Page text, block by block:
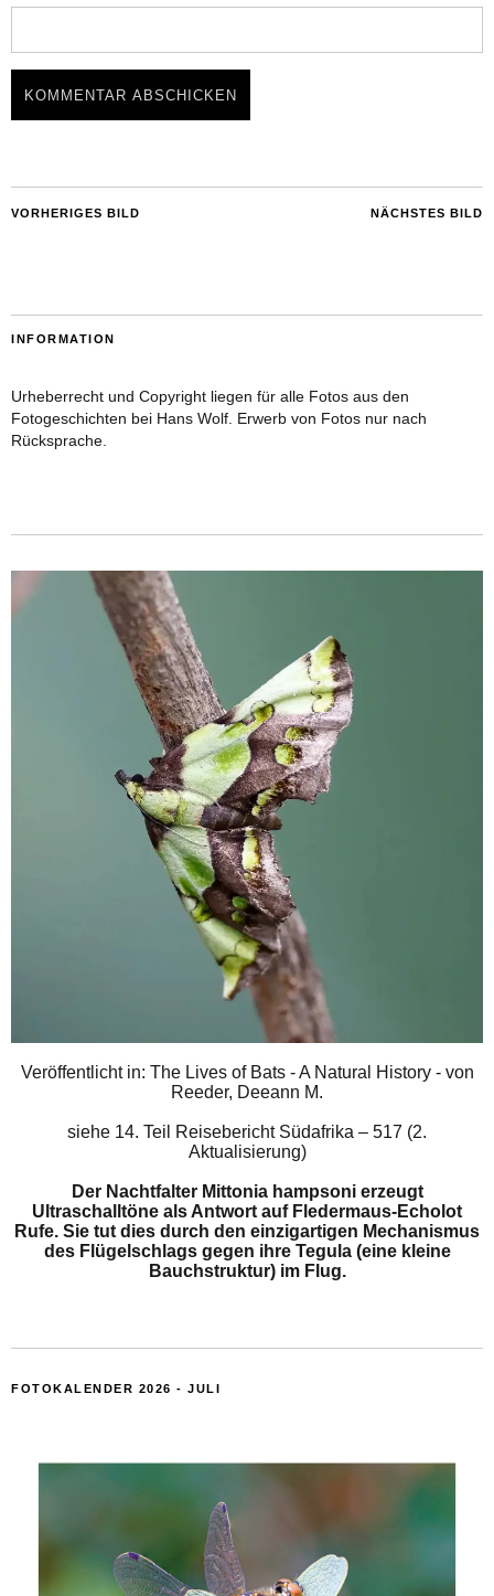
NÄCHSTES BILD
VORHERIGES BILD
INFORMATION
Urheberrecht und Copyright liegen für alle Fotos aus den
Fotogeschichten bei Hans Wolf. Erwerb von Fotos nur nach
Rücksprache.
Veröffentlicht in: The Lives of Bats - A Natural History - von
Reeder, Deeann M.
siehe 14. Teil Reisebericht Südafrika – 517 (2.
Aktualisierung)
Der Nachtfalter Mittonia hampsoni erzeugt
Ultraschalltöne als Antwort auf Fledermaus-Echolot
Rufe. Sie tut dies durch den einzigartigen Mechanismus
des Flügelschlags gegen ihre Tegula (eine kleine
Bauchstruktur) im Flug.
FOTOKALENDER 2026 - JULI